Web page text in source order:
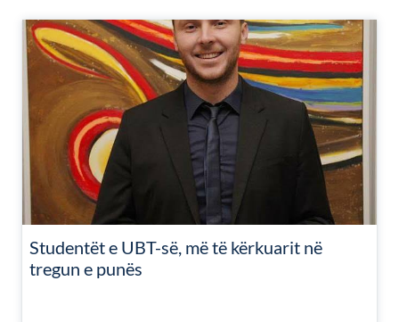
Studentët e UBT-së, më të kërkuarit në
tregun e punës